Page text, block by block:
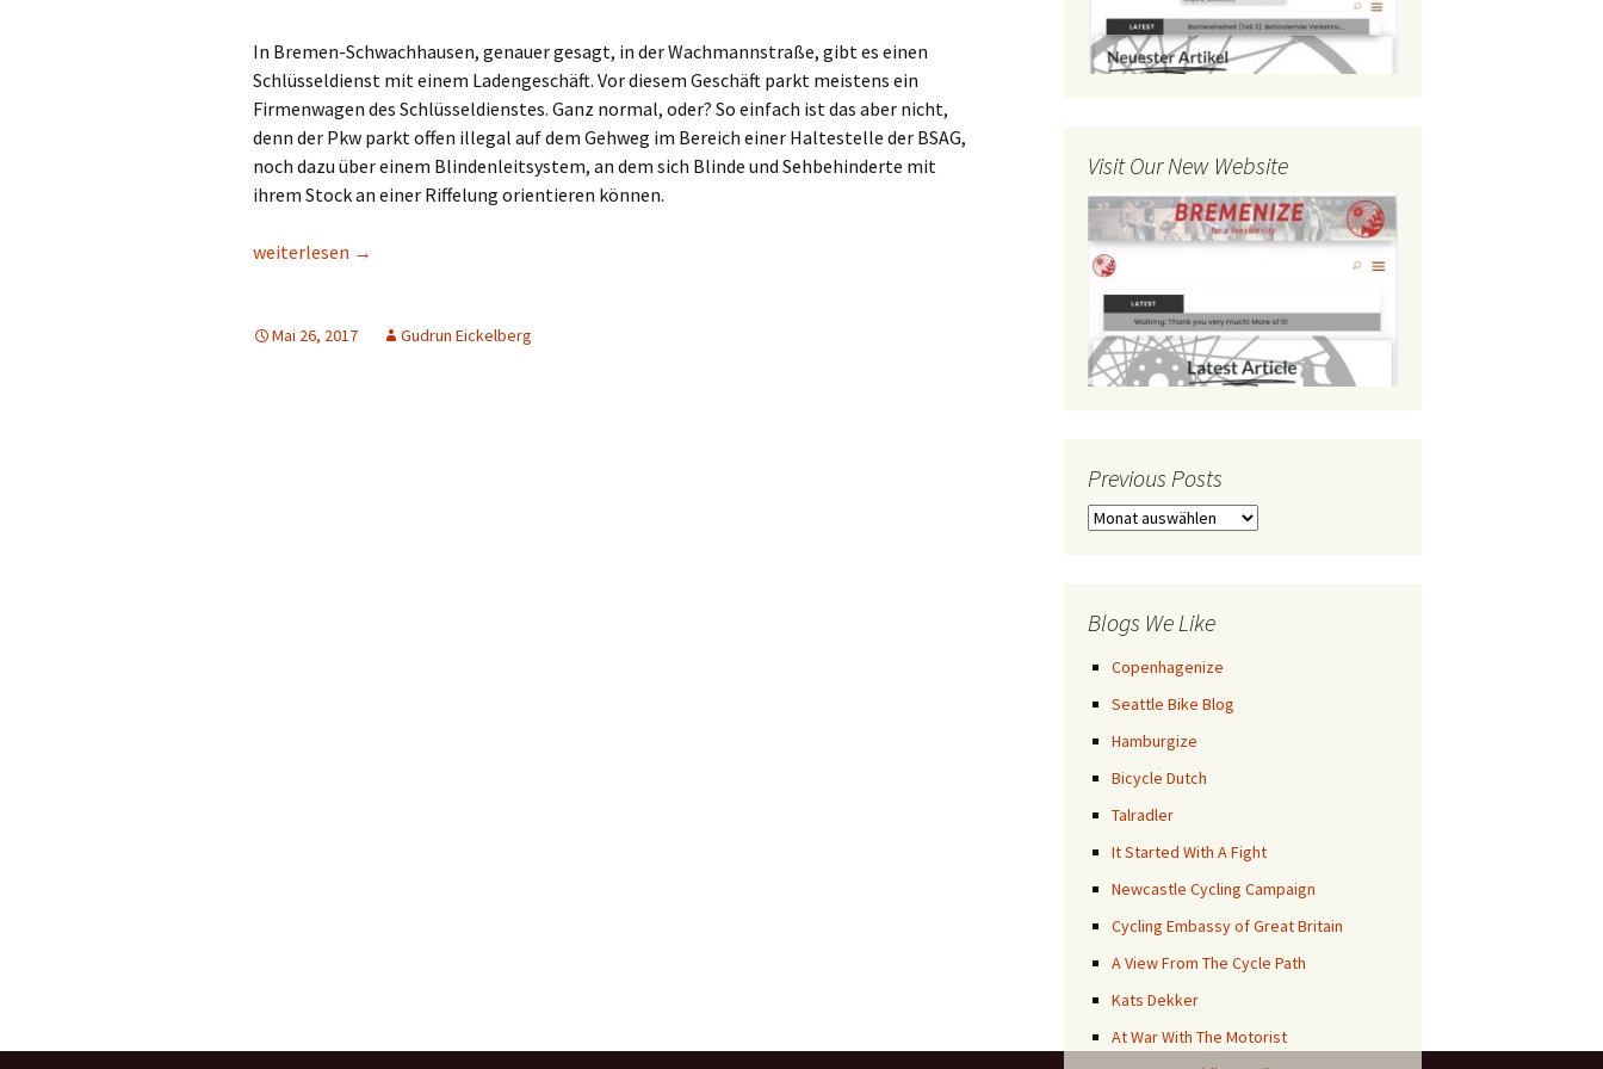
Olaf Dilling Beiträge
Richard Grassick Beiträge
Wolfgang Köhler-
Naumann Beiträge
Katja Leyendecker
Beiträge
Mark Peter Wege
Beiträge
Premiumroute
Parking
Sicherheit Vehicular Cycling
In Bremen-Schwachhausen, genauer gesagt, in der Wachmannstraße, gibt es einen
Schlüsseldienst mit einem Ladengeschäft. Vor diesem Geschäft parkt meistens ein
Firmenwagen des Schlüsseldienstes. Ganz normal, oder? So einfach ist das aber nicht,
denn der Pkw parkt offen illegal auf dem Gehweg im Bereich einer Haltestelle der BSAG,
noch dazu über einem Blindenleitsystem, an dem sich Blinde und Sehbehinderte mit
ihrem Stock an einer Riffelung orientieren können.
Bürger Beobachten die Polizei – in Bremen
weiterlesen →
Mai 26, 2017 Gudrun Eickelberg
Visit Our New Website
Previous Posts
Previous
Blogs We Like
Copenhagenize
Seattle Bike Blog
Hamburgize
Bicycle Dutch
Talradler
It Started With A Fight
Newcastle Cycling Campaign
Cycling Embassy of Great Britain
A View From The Cycle Path
Kats Dekker
At War With The Motorist